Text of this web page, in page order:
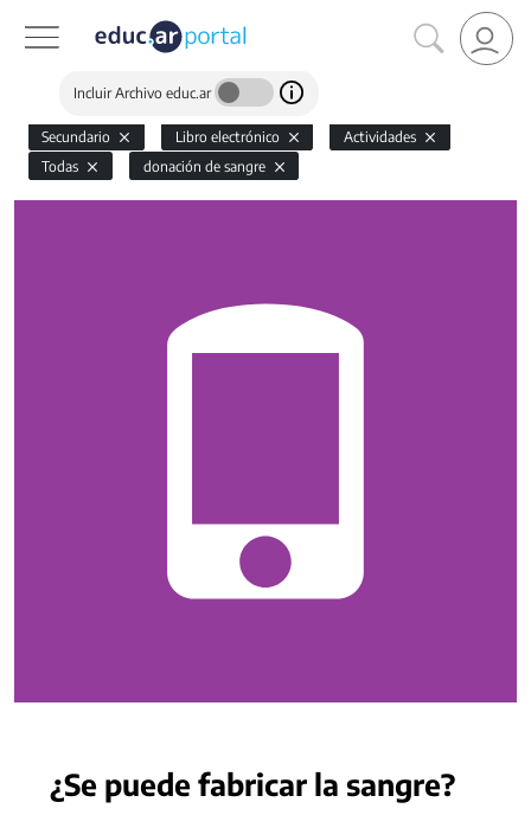
Incluir Archivo educ.ar
Secundario Libro electrónico
Actividades
Todas
donación de sangre
¿Se puede fabricar la sangre?